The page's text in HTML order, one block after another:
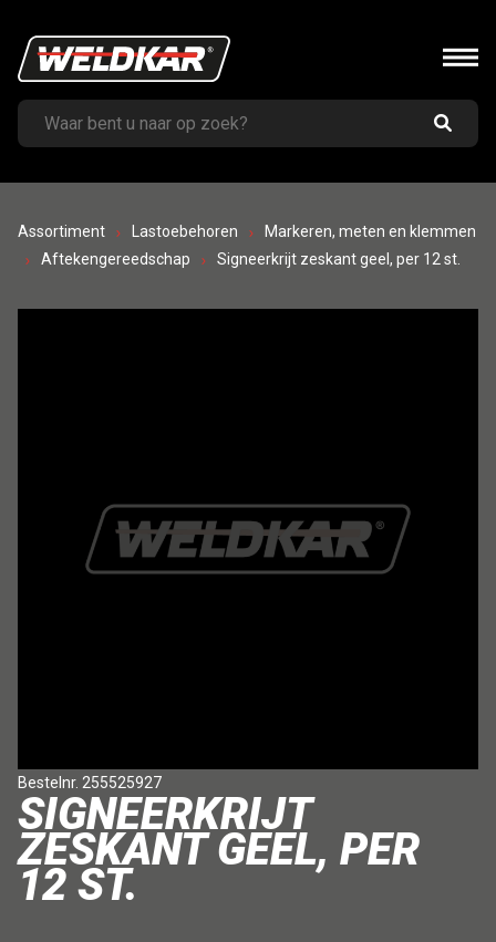
Assortiment Lastoebehoren
Markeren, meten en klemmen
Aftekengereedschap
Signeerkrijt zeskant geel, per 12 st.
Bestelnr. 255525927
SIGNEERKRIJT
ZESKANT GEEL, PER
12 ST.